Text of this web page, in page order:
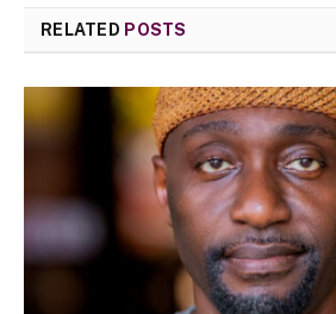
RELATED POSTS